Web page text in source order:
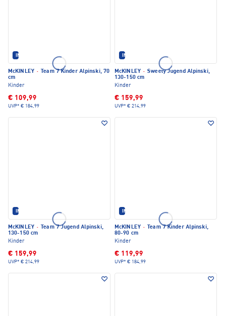
IM SET ERHÄLTLICH
McKINLEY ·
Team 7 Kinder Alpinski, 70
cm
Kinder
€ 109,99
UVP* € 184,99
IM SET ERHÄLTLICH
McKINLEY · Sweety Jugend Alpinski,
130-150 cm
Kinder
€ 159,99
UVP* € 214,99
IM SET ERHÄLTLICH
McKINLEY ·
Team 7 Jugend Alpinski,
130-150 cm
Kinder
€ 159,99
UVP* € 214,99
IM SET ERHÄLTLICH
McKINLEY ·
Team 7 Kinder Alpinski,
80-90 cm
Kinder
€ 119,99
UVP* € 184,99